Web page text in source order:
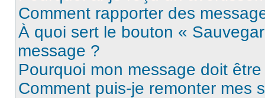
Comment rapporter des
À quoi sert le bouton «
message ?
Pourquoi mon message doit
Comment puis-je remonter mes